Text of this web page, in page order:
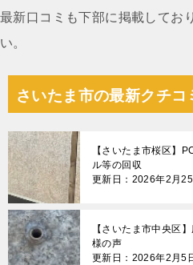
最新口コミも下部に掲載してお
い。
さいたま市の最新クチコ
【さいたま市桜区】
ル等の回収
更新日：2026年2月25
【さいたま市中央区
様の声
更新日：2026年2月5